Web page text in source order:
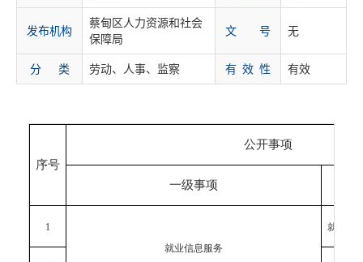
发布机构
蔡甸区人力资源和社会
保障局
文 号 无
分 类 劳动、人事、监察 有 效 性 有效
序号
公开事项
一级事项
1
就业信息服务
就业政